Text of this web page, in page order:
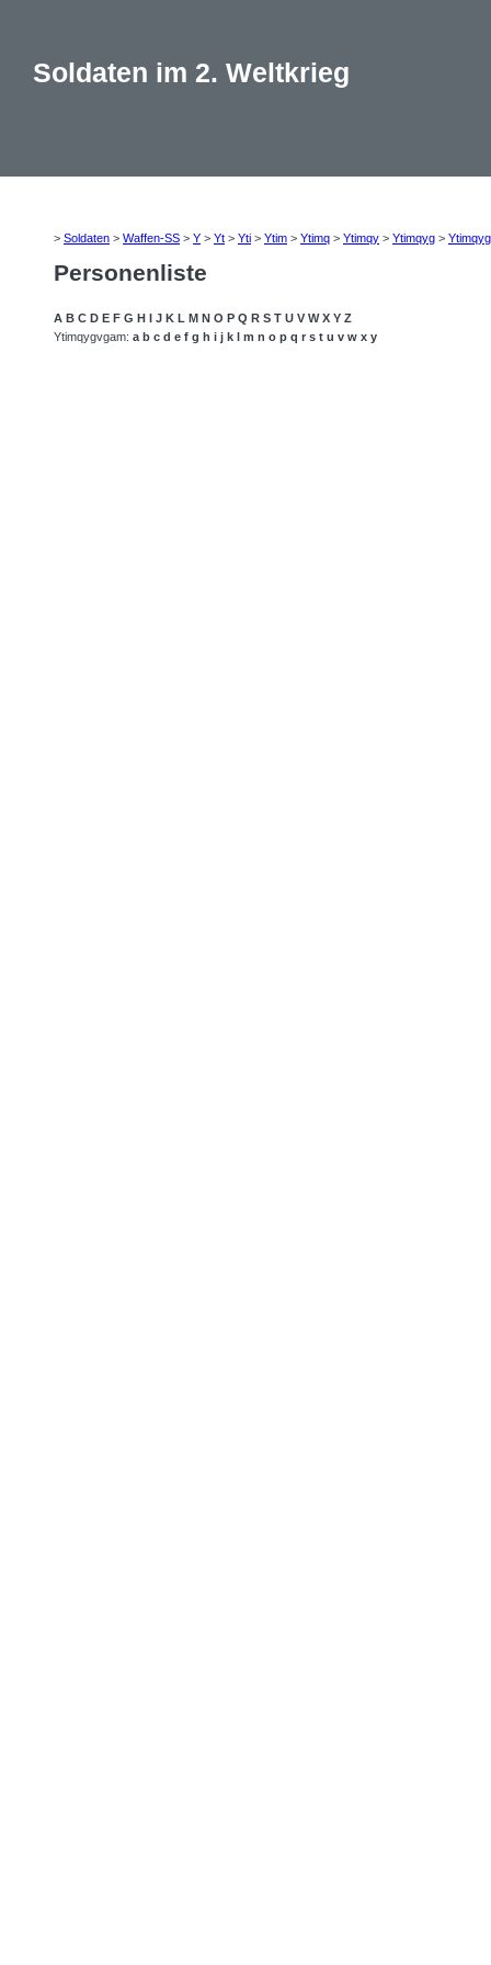
Soldaten im 2. Weltkrieg
> Soldaten > Waffen-SS > Y > Yt > Yti > Ytim > Ytimq > Ytimqy > Ytimqyg >
Personenliste
A B C D E F G H I J K L M N O P Q R S T U V W X Y Z
Ytimqygvgam: a b c d e f g h i j k l m n o p q r s t u v w x y